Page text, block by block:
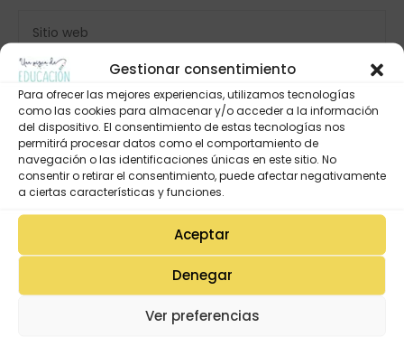
Gestionar consentimiento
Para ofrecer las mejores experiencias, utilizamos tecnologías
como las cookies para almacenar y/o acceder a la información
del dispositivo. El consentimiento de estas tecnologías nos
permitirá procesar datos como el comportamiento de
navegación o las identificaciones únicas en este sitio. No
consentir o retirar el consentimiento, puede afectar negativamente
a ciertas características y funciones.
Aceptar
Denegar
Ver preferencias
Mi Cuenta
Lista de deseos